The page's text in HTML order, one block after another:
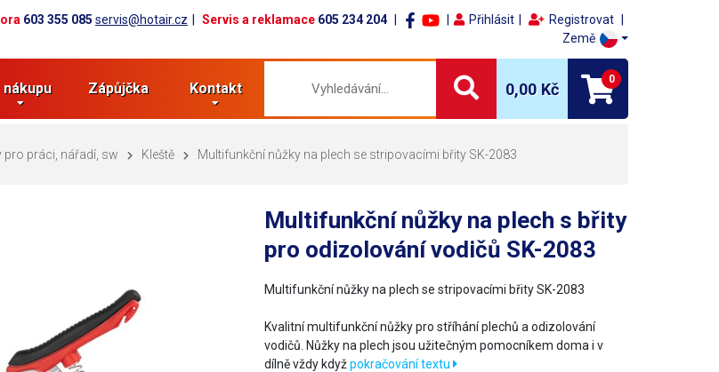
603 355 085 servis@hotair.cz Servis a reklamace 605 234 204 Přihlásit
Registrovat
Země
nákupu Zápůjčka Kontakt 0,00 Kč
0
pro práci, nářadí, sw Kleště Multifunkční nůžky na plech se stripovacími břity SK-2083
Multifunkční nůžky na plech s břity
pro odizolování vodičů SK-2083
Multifunkční nůžky na plech se stripovacími břity SK-2083
Kvalitní multifunkční nůžky pro stříhání plechů a odizolování
vodičů. Nůžky na plech jsou užitečným pomocníkem doma i v
dílně vždy kdyžpokračování textu